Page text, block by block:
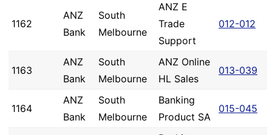
1162
ANZ
Bank
South
Melbourne
ANZ E
Trade
Support
012-012
1163
ANZ
Bank
South
Melbourne
ANZ Online
HL Sales
013-039
1164
ANZ
Bank
South
Melbourne
Banking
Product SA
015-045